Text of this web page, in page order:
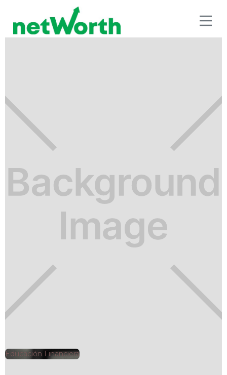
EDUCACIÓN FINANCIERA
Educación Financiera